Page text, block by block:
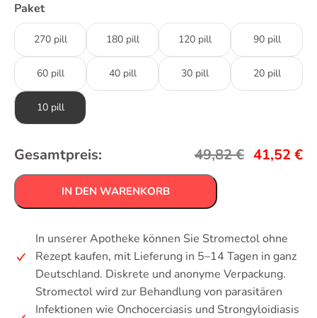
Paket
270 pill 180 pill 120 pill 90 pill
60 pill 40 pill 30 pill 20 pill
10 pill
Gesamtpreis: 49,82€ 41,52 €
IN DEN WARENKORB
In unserer Apotheke können Sie Stromectol ohne
Rezept kaufen, mit Lieferung in 5–14 Tagen in ganz
Deutschland. Diskrete und anonyme Verpackung.
Stromectol wird zur Behandlung von parasitären
Infektionen wie Onchocerciasis und Strongyloidiasis